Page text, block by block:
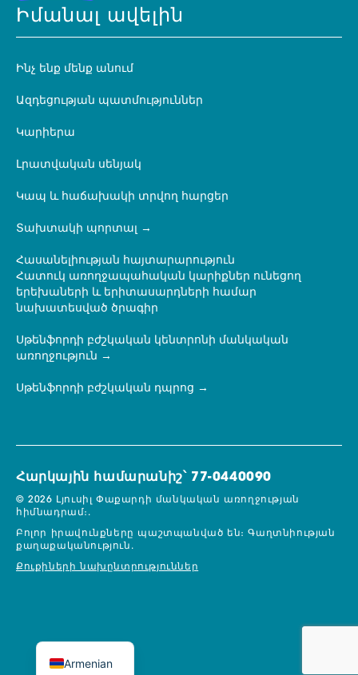
Իմանալ ավելին
Ինչ ենք մենք անում
Ազդեցության պատմություններ
Կարիերա
Լրատվական սենյակ
Կապ և հաճախակի տրվող հարցեր
Տախտակի պորտալ
Հասանելիության հայտարարություն
Հատուկ առողջապահական կարիքներ ունեցող
երեխաների և երիտասարդների համար
նախատեսված ծրագիր
Սթենֆորդի բժշկական կենտրոնի մանկական
առողջություն
Սթենֆորդի բժշկական դպրոց
Հարկային համարանիշ՝ 77-0440090
© 2026 Լյուսիլ Փաքարդի մանկական առողջության
հիմնադրամ։.
Բոլոր իրավունքները պաշտպանված են։Գաղտնիության
քաղաքականություն.
Քուքիների նախընտրություններ
Armenian